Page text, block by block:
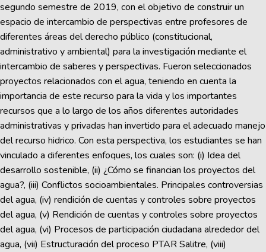
segundo semestre de 2019, con el objetivo de construir un
espacio de intercambio de perspectivas entre profesores de
diferentes áreas del derecho público (constitucional,
administrativo y ambiental) para la investigación mediante el
intercambio de saberes y perspectivas. Fueron seleccionados
proyectos relacionados con el agua, teniendo en cuenta la
importancia de este recurso para la vida y los importantes
recursos que a lo largo de los años diferentes autoridades
administrativas y privadas han invertido para el adecuado manejo
del recurso hidrico. Con esta perspectiva, los estudiantes se han
vinculado a diferentes enfoques, los cuales son: (i) Idea del
desarrollo sostenible, (ii) ¿Cómo se financian los proyectos del
agua?, (iii) Conflictos socioambientales. Principales controversias
del agua, (iv) rendición de cuentas y controles sobre proyectos
del agua, (v) Rendición de cuentas y controles sobre proyectos
del agua, (vi) Procesos de participación ciudadana alrededor del
agua, (vii) Estructuración del proceso PTAR Salitre, (viii)